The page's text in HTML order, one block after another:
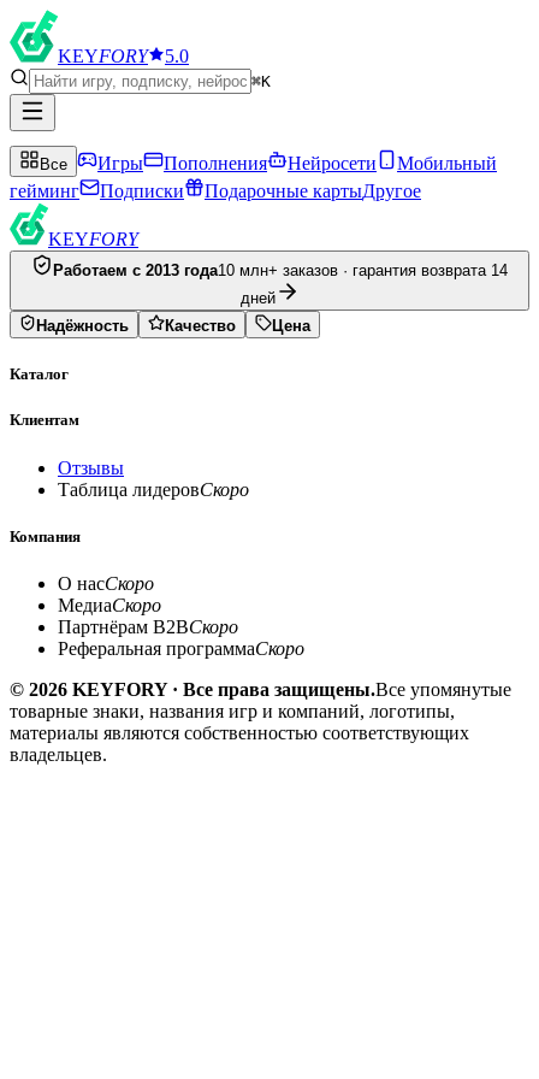
KEYFORY 5.0
⌘K
Все Игры Пополнения Нейросети
Мобильный
гейминг
Подписки Подарочные картыДругое
KEYFORY
Работаем с 2013 года10 млн+ заказов · гарантия возврата 14
дней
Надёжность
Качество Цена
Каталог
Клиентам
Отзывы
Таблица лидеровСкоро
Компания
О насСкоро
МедиаСкоро
Партнёрам B2BСкоро
Реферальная программаСкоро
© 2026 KEYFORY · Все права защищены.Все упомянутые
товарные знаки, названия игр и компаний, логотипы,
материалы являются собственностью соответствующих
владельцев.